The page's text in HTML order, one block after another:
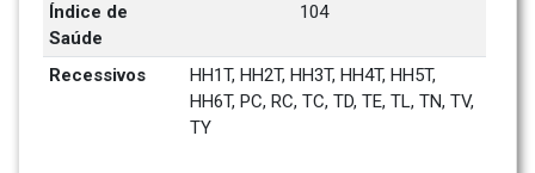
Índice de
Saúde
104
Recessivos
HH1T, HH2T, HH3T, HH4T, HH5T,
HH6T, PC, RC, TC, TD, TE, TL, TN, TV,
TY